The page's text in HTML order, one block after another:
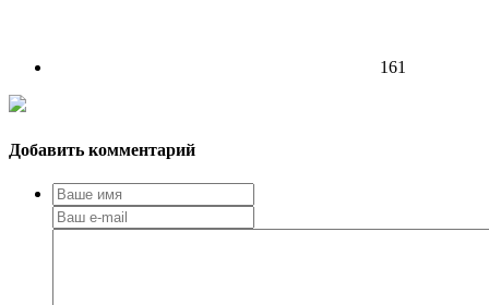
161
Добавить комментарий